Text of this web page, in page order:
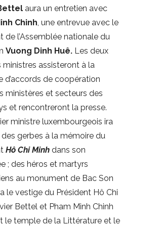
aura un entretien avec
Chinh, une entrevue avec le
de l’Assemblée nationale du
Vuong Dinh Huê. Les deux
ministres assisteront à la
d’accords de coopération
ministères et secteurs des
et rencontreront la presse.
ministre luxembourgeois ira
gerbes à la mémoire du
Hô Chi Minh dans son
; des héros et martyrs
au monument de Bac Son
le vestige du Président Hô Chi
Bettel et Pham Minh Chinh
le temple de la Littérature et le